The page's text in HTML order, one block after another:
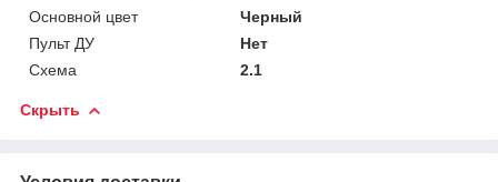
Основной цвет
Черный
Пульт ДУ
Нет
Схема
2.1
Скрыть